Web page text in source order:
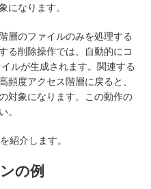
になります。
層のファイルのみを処理する
る削除操作では、自動的にコ
ルが生成されます。関連する
頻度アクセス階層に戻ると、
対象になります。この動作の
。
紹介します。
の例